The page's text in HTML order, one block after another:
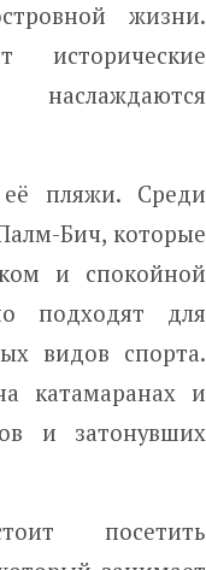
жизни.
исторические
наслаждаются
пляжи. Среди
Бич, которые
и спокойной
подходят для
видов спорта.
катамаранах и
и затонувших
посетить